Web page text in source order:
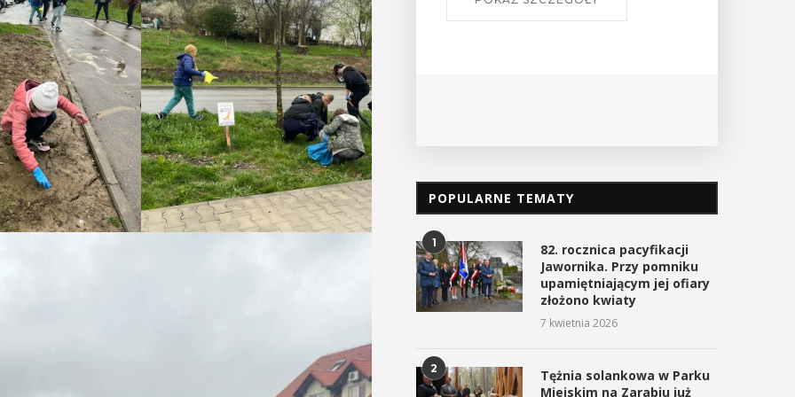
POPULARNE TEMATY
1
82. rocznica pacyfikacji
Jawornika. Przy pomniku
upamiętniającym jej ofiary
złożono kwiaty
7 kwietnia 2026
2
Tężnia solankowa w Parku
Miejskim na Zarabiu już